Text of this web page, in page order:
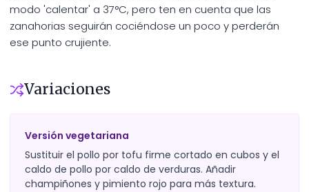
modo 'calentar' a 37°C, pero ten en cuenta que las
zanahorias seguirán cociéndose un poco y perderán
ese punto crujiente.
Variaciones
Versión vegetariana
Sustituir el pollo por tofu firme cortado en cubos y el
caldo de pollo por caldo de verduras. Añadir
champiñones y pimiento rojo para más textura.